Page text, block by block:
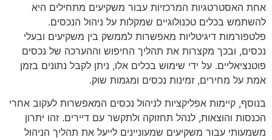
אחת האסטרטגיות המרכזיות עבור משקיעים מתחילים היא
להשתמש בכלים טכנולוגיים שמקלות על ניהול הנכסים.
פלטפורמות דיגיטליות מאפשרות לממשק בין משקיעים ובעלי
נכסים, ובכך מקצרות את תהליך החיפוש וההערכה של נכסים
פוטנציאליים. על ידי שימוש בכלים אלו, ניתן לקבל נתונים בזמן
אמת על מחירים, זמינות נכסים ומגמות שוק.
בנוסף, קיימות אפליקציות לניהול נכסים המאפשרות לעקוב אחרי
הכנסות והוצאות, לנהל תחזוקה ולתקשר עם דיירים. זהו יתרון
משמעותי עבור משקיעים שמעוניינים לייעל את תהליך הניהול